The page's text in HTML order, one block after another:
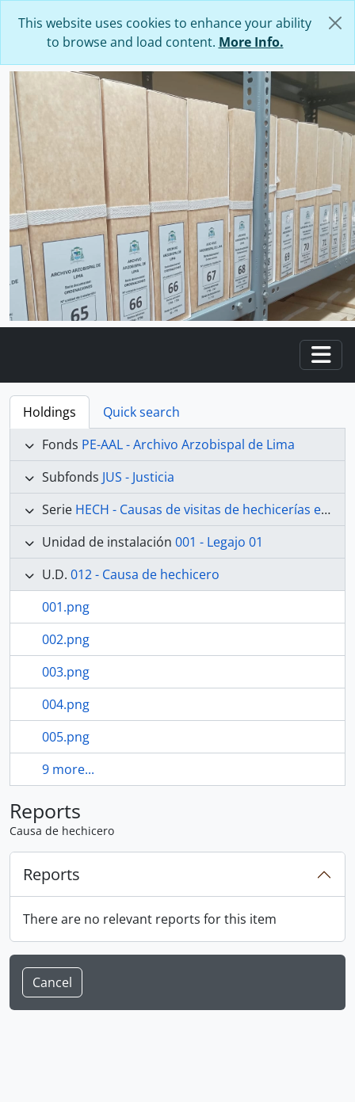
This website uses cookies to enhance your ability
to browse and load content. More Info.
Holdings
Quick search
Fonds PE-AAL - Archivo Arzobispal de Lima
Subfonds JUS - Justicia
Serie HECH - Causas de visitas de hechicerías e Idolatrías
Unidad de instalación 001 - Legajo 01
U.D. 012 - Causa de hechicero
001.png
002.png
003.png
004.png
005.png
9 more...
Reports
Causa de hechicero
Reports
There are no relevant reports for this item
Cancel